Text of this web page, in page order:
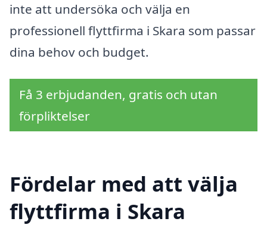
inte att undersöka och välja en
professionell flyttfirma i Skara som passar
dina behov och budget.
Få 3 erbjudanden, gratis och utan
förpliktelser
Fördelar med att välja
flyttfirma i Skara